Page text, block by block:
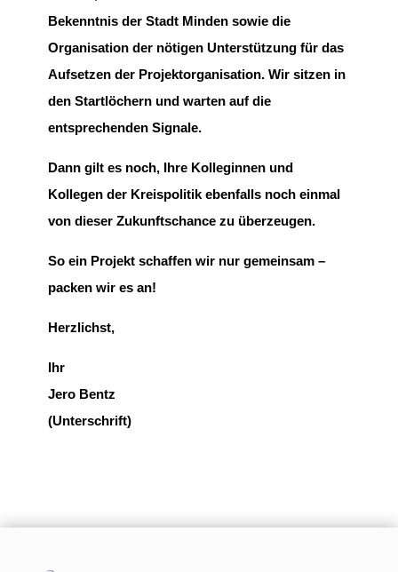
Bekenntnis der Stadt Minden sowie die
Organisation der nötigen Unterstützung für das
Aufsetzen der Projektorganisation. Wir sitzen in
den Startlöchern und warten auf die
entsprechenden Signale.
Dann gilt es noch, Ihre Kolleginnen und
Kollegen der Kreispolitik ebenfalls noch einmal
von dieser Zukunftschance zu überzeugen.
So ein Projekt schaffen wir nur gemeinsam –
packen wir es an!
Herzlichst,
Ihr
Jero Bentz
(Unterschrift)